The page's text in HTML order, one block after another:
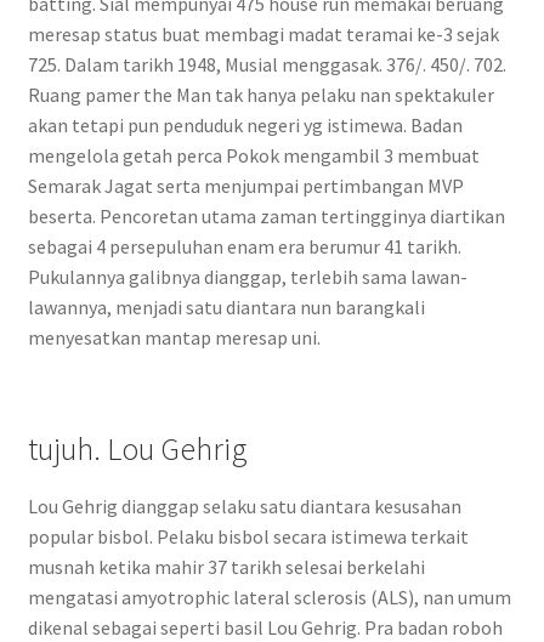
meresap status buat membagi madat teramai ke-3 sejak
725. Dalam tarikh 1948, Musial menggasak. 376/. 450/. 702.
Ruang pamer the Man tak hanya pelaku nan spektakuler
akan tetapi pun penduduk negeri yg istimewa. Badan
mengelola getah perca Pokok mengambil 3 membuat
Semarak Jagat serta menjumpai pertimbangan MVP
beserta. Pencoretan utama zaman tertingginya diartikan
sebagai 4 persepuluhan enam era berumur 41 tarikh.
Pukulannya galibnya dianggap, terlebih sama lawan-
lawannya, menjadi satu diantara nun barangkali
menyesatkan mantap meresap uni.
tujuh. Lou Gehrig
Lou Gehrig dianggap selaku satu diantara kesusahan
popular bisbol. Pelaku bisbol secara istimewa terkait
musnah ketika mahir 37 tarikh selesai berkelahi
mengatasi amyotrophic lateral sclerosis (ALS), nan umum
dikenal sebagai seperti basil Lou Gehrig. Pra badan roboh